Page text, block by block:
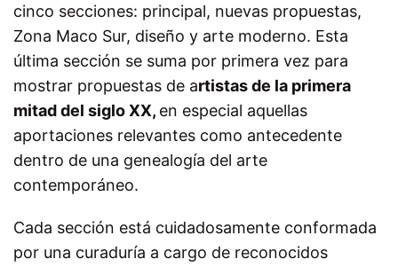
cinco secciones: principal, nuevas propuestas,
Zona Maco Sur, diseño y arte moderno. Esta
última sección se suma por primera vez para
mostrar propuestas de artistas de la primera
mitad del siglo XX, en especial aquellas
aportaciones relevantes como antecedente
dentro de una genealogía del arte
contemporáneo.
Cada sección está cuidadosamente conformada
por una curaduría a cargo de reconocidos